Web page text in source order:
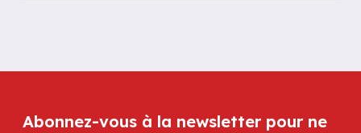
Abonnez-vous à la newsletter pour ne